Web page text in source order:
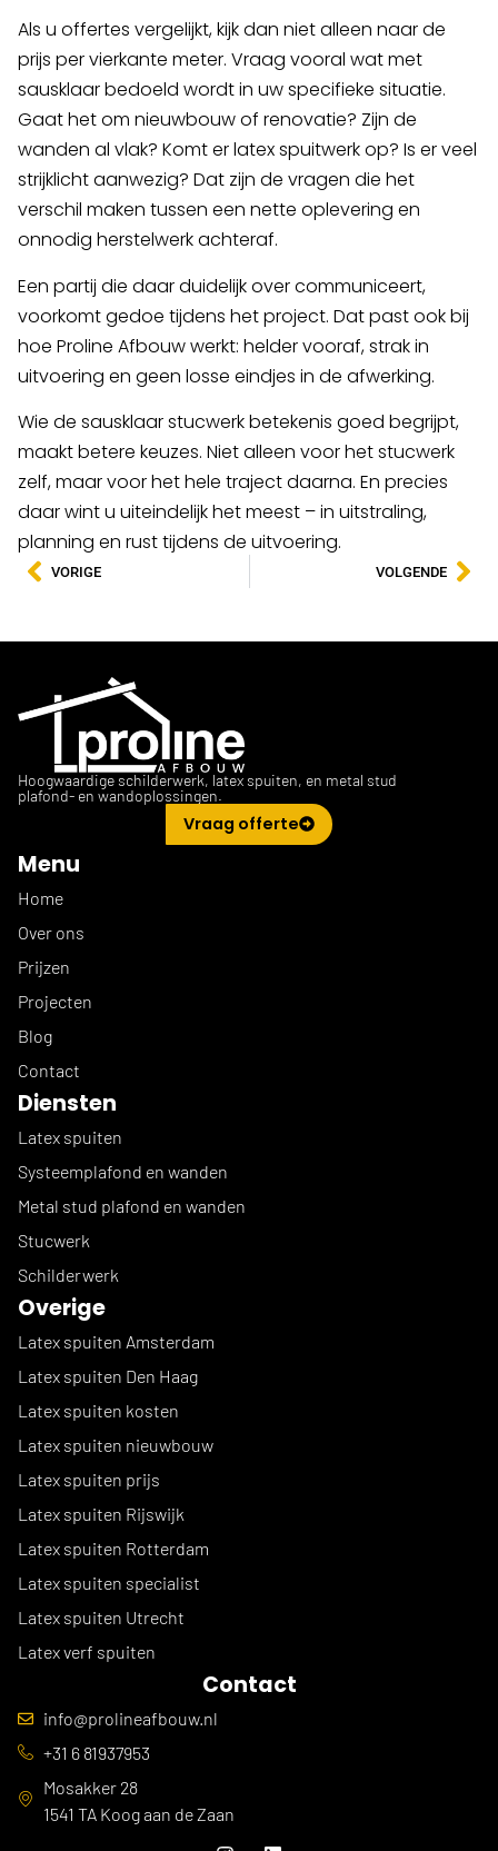
Als u offertes vergelijkt, kijk dan niet alleen naar de
prijs per vierkante meter. Vraag vooral wat met
sausklaar bedoeld wordt in uw specifieke situatie.
Gaat het om nieuwbouw of renovatie? Zijn de
wanden al vlak? Komt er latex spuitwerk op? Is er veel
strijklicht aanwezig? Dat zijn de vragen die het
verschil maken tussen een nette oplevering en
onnodig herstelwerk achteraf.
Een partij die daar duidelijk over communiceert,
voorkomt gedoe tijdens het project. Dat past ook bij
hoe Proline Afbouw werkt: helder vooraf, strak in
uitvoering en geen losse eindjes in de afwerking.
Wie de sausklaar stucwerk betekenis goed begrijpt,
maakt betere keuzes. Niet alleen voor het stucwerk
zelf, maar voor het hele traject daarna. En precies
daar wint u uiteindelijk het meest – in uitstraling,
planning en rust tijdens de uitvoering.
VORIGE VOLGENDE
Hoogwaardige schilderwerk, latex spuiten, en metal stud
plafond- en wandoplossingen.
Vraag offerte
Menu
Home
Over ons
Prijzen
Projecten
Blog
Contact
Diensten
Latex spuiten
Systeemplafond en wanden
Metal stud plafond en wanden
Stucwerk
Schilderwerk
Overige
Latex spuiten Amsterdam
Latex spuiten Den Haag
Latex spuiten kosten
Latex spuiten nieuwbouw
Latex spuiten prijs
Latex spuiten Rijswijk
Latex spuiten Rotterdam
Latex spuiten specialist
Latex spuiten Utrecht
Latex verf spuiten
Contact
info@prolineafbouw.nl
+31 6 81937953
Mosakker 28
1541 TA Koog aan de Zaan